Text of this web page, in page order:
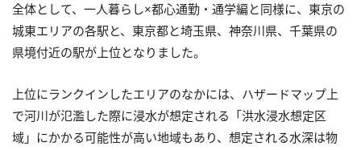
全体として、一人暮らし×都心通勤・通学編と同様に、東京の
城東エリアの各駅と、東京都と埼玉県、神奈川県、千葉県の
県境付近の駅が上位となりました。
上位にランクインしたエリアのなかには、ハザードマップ上
で河川が氾濫した際に浸水が想定される「洪水浸水想定区
域」にかかる可能性が高い地域もあり、想定される水深は物